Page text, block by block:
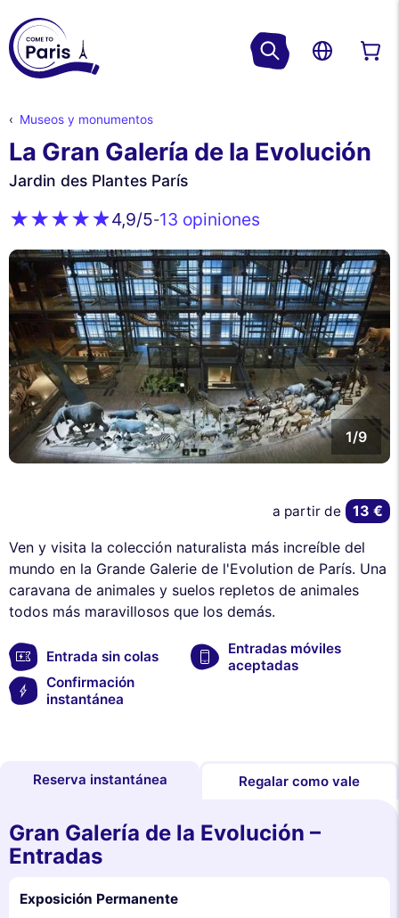
Museos y monumentos
La Gran Galería de la Evolución
Jardin des Plantes París
4,9/5-13 opiniones
1/9
Ven y visita la colección naturalista más increíble del
mundo en la Grande Galerie de l'Evolution de París. Una
caravana de animales y suelos repletos de animales
todos más maravillosos que los demás.
Entrada sin colas
Entradas móviles
aceptadas
Confirmación
instantánea
a partir de 13 €
Reserva instantánea Regalar como vale
Gran Galería de la Evolución –
Entradas
Exposición Permanente